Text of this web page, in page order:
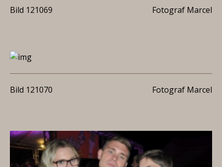
Bild 121069 Fotograf Marcel
Bild 121070 Fotograf Marcel